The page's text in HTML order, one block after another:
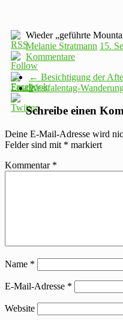
Wieder „geführte
Melanie Stratmann 15.
Kommentare
← Besichtigung der
Westfalentag-
Schreibe einen
Deine E-Mail-Adresse wird
Felder sind mit * markiert
Kommentar *
Name *
E-Mail-Adresse *
Website